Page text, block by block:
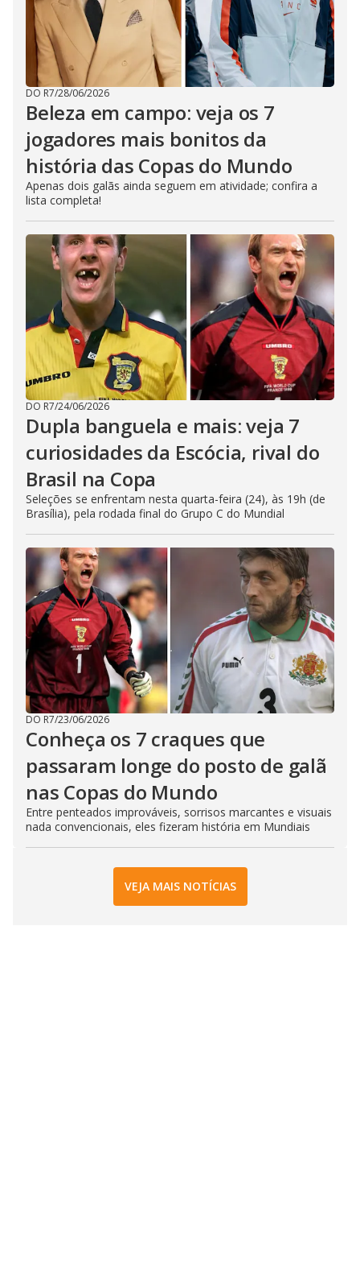
DO R7/28/06/2026
Beleza em campo: veja os 7
jogadores mais bonitos da
história das Copas do Mundo
Apenas dois galãs ainda seguem em atividade; confira a
lista completa!
DO R7/24/06/2026
Dupla banguela e mais: veja 7
curiosidades da Escócia, rival do
Brasil na Copa
Seleções se enfrentam nesta quarta-feira (24), às 19h (de
Brasília), pela rodada final do Grupo C do Mundial
DO R7/23/06/2026
Conheça os 7 craques que
passaram longe do posto de galã
nas Copas do Mundo
Entre penteados improváveis, sorrisos marcantes e visuais
nada convencionais, eles fizeram história em Mundiais
VEJA MAIS NOTÍCIAS